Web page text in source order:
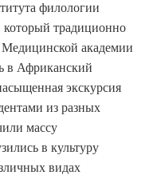
филологии
традиционно
Медицинской академии
в Африканский
экскурсия
из разных
массу
в культуру
видах